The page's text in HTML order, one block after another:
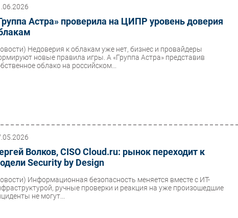
Астра» проверила на ЦИПР уровень доверия
Недоверия к облакам уже нет, бизнес и провайдеры
новые правила игры. А «Группа Астра» представив
облако на российском...
Волков, CISO Cloud.ru: рынок переходит к
Security by Design
Информационная безопасность меняется вместе с ИТ-
ручные проверки и реакция на уже произошедшие
не могут...